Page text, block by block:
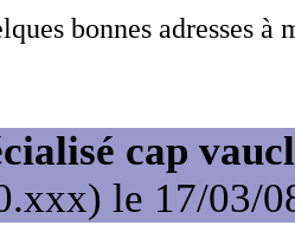
bonnes adresses
cap
le 17/03/